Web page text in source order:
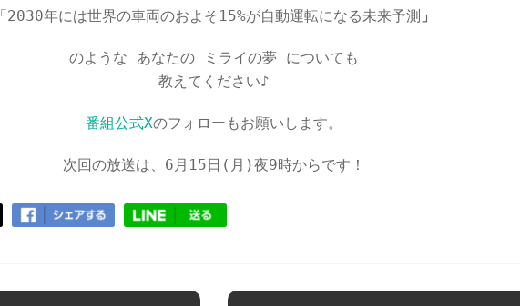
「2030年には世界の車両のおよそ15%が自動運転になる未来予測 」
のような あなたの ミライの夢 についても
教えてください♪
番組公式Xのフォローもお願いします。
次回の放送は、6月15日(月)夜9時からです！